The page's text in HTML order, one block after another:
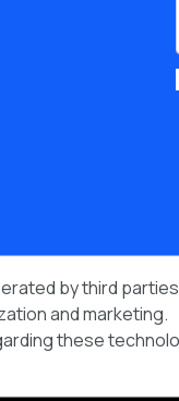
on
Facebook
by third
and marketing.
these